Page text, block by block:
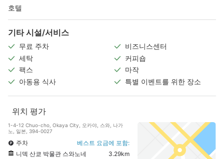
호텔
기타 시설/서비스
무료 주차
비즈니스센터
세탁
커피숍
팩스
마작
아동용 식사
특별 이벤트를 위한 장소
위치 평가
1-4-12 Chuo-cho, Okaya City, 오카야, 스와, 나가
노, 일본, 394-0027
주차
베스트 요금에 포함:
니덱 산쿄 박물관 스와노네
3.29km